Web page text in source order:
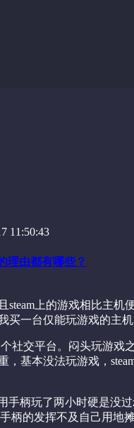
11:50:43
理由都有哪些？
steam上的游戏相比主机
买一台仅能玩游戏的主机
社交平台。闷头玩游戏
，基本没法玩游戏，
手柄玩了两小时硬是没
的发挥不及自己用地摊